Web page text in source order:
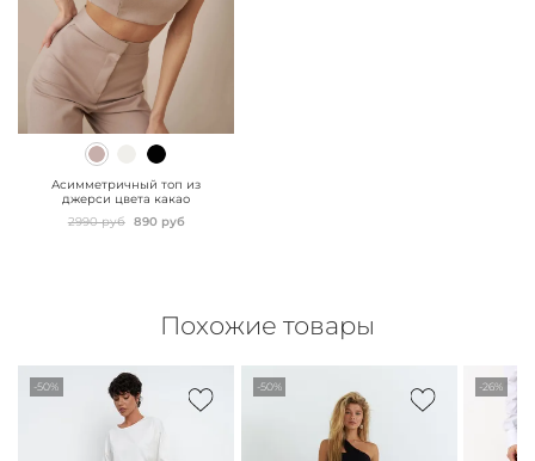
" class="js-prevent-
images">
Асимметричный топ из
джерси цвета какао
2990 руб 890 руб
Похожие товары
-50% -50% -26%